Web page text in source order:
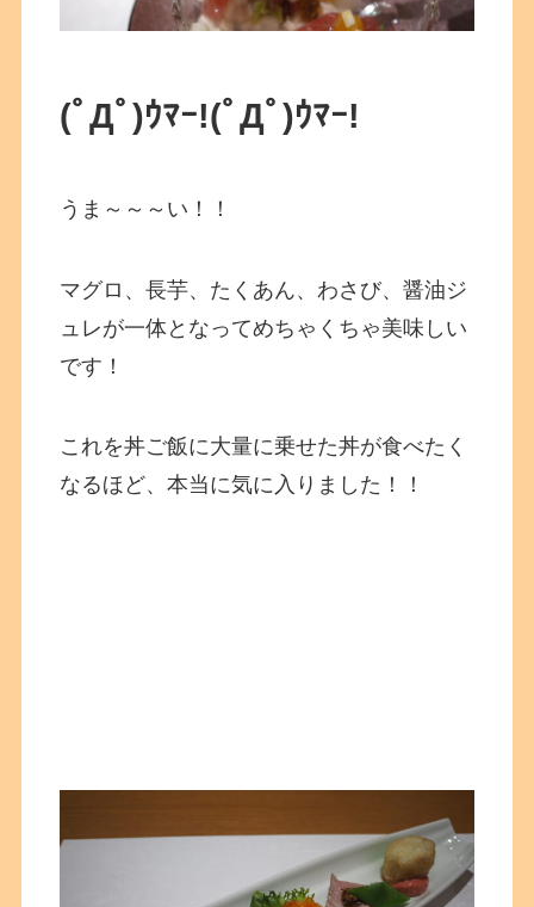
(ﾟДﾟ)ｳﾏｰ!(ﾟДﾟ)ｳﾏｰ!
うま～～～い！！
マグロ、長芋、たくあん、わさび、醤油ジ
ュレが一体となってめちゃくちゃ美味しい
です！
これを丼ご飯に大量に乗せた丼が食べたく
なるほど、本当に気に入りました！！